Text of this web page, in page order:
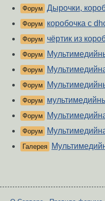
Форум Дырочки,
Форум коробочка с
Форум чёртик из
Форум
Форум
Форум
Форум
Форум
Форум
Галерея